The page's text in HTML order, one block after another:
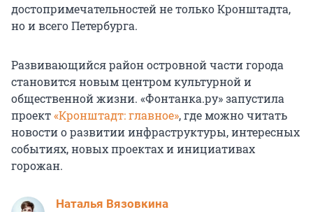
достопримечательностей не только Кронштадта,
но и всего Петербурга.
Развивающийся район островной части города
становится новым центром культурной и
общественной жизни. «Фонтанка.ру» запустила
проект«Кронштадт: главное», где можно читать
новости о развитии инфраструктуры, интересных
событиях, новых проектах и инициативах
горожан.
Наталья Вязовкина